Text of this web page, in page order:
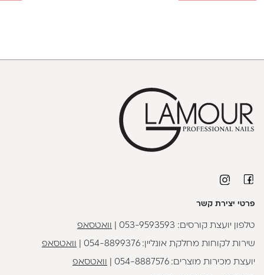
פרטי יצירת קשר
טלפון יועצת קורסים: 053-9593593 וואטסאפ
שירות לקוחות מחלקת אונליין:054-8899376 וואטסאפ
יועצת מכירות מוצרים:054-8887576 וואטסאפ